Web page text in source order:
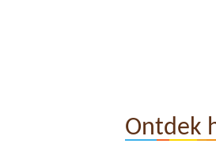
Ontdek